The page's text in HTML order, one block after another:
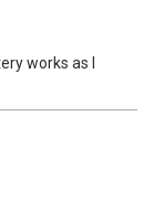
works as I